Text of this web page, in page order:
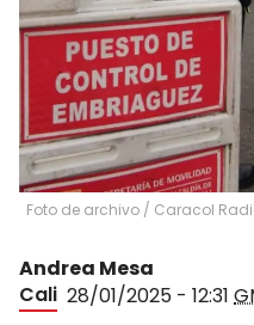
Foto de archivo / Caracol
Andrea Mesa
Cali 28/01/2025 - 12:31